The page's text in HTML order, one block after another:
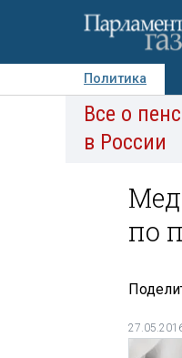
Политика
Авторы
Все о
в России
по